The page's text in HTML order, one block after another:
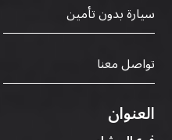
سيارة بدون تأمين
تواصل معنا
العنوان